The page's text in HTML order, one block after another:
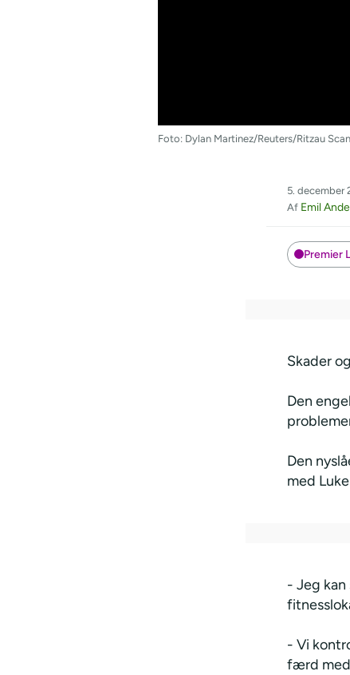
Foto: Dylan Martinez/Reuters/Ritzau
5. december
Af Emil
Premier
Skader og
Den
Den
med
- Jeg kan
- Vi
færd med